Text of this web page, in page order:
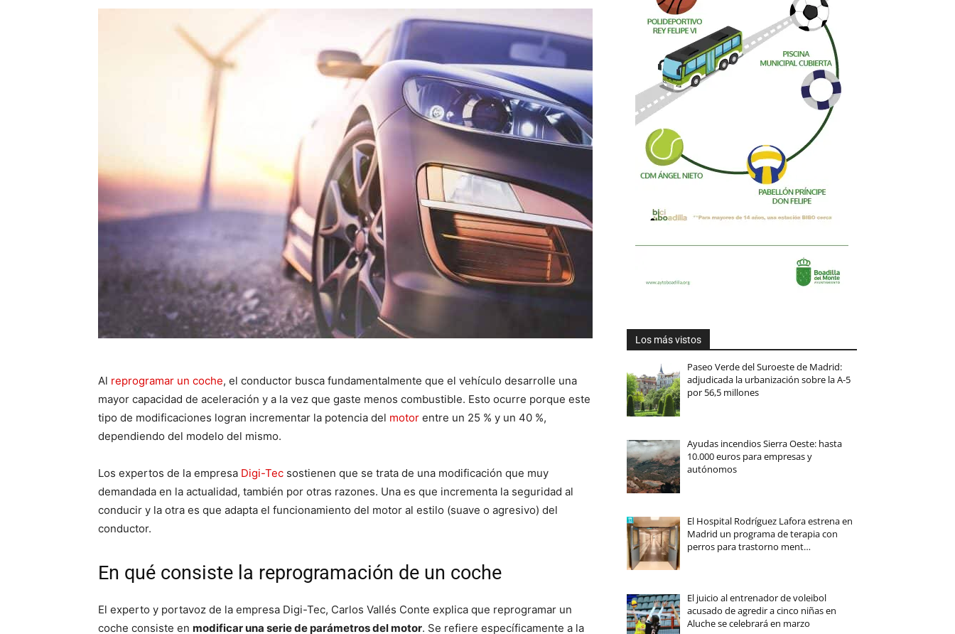
Al reprogramar un coche, el conductor busca fundamentalmente que el vehículo desarrolle una
mayor capacidad de aceleración y a la vez que gaste menos combustible. Esto ocurre porque este
tipo de modificaciones logran incrementar la potencia del motor entre un 25 % y un 40 %,
dependiendo del modelo del mismo.
Los expertos de la empresa Digi-Tec sostienen que se trata de una modificación que muy
demandada en la actualidad, también por otras razones. Una es que incrementa la seguridad al
conducir y la otra es que adapta el funcionamiento del motor al estilo (suave o agresivo) del
conductor.
En qué consiste la reprogramación de un coche
El experto y portavoz de la empresa Digi-Tec, Carlos Vallés Conte explica que reprogramar un
coche consiste en modificar una serie de parámetros del motor. Se refiere específicamente a la
Los más vistos
Paseo Verde del Suroeste de Madrid:
adjudicada la urbanización sobre la A-5
por 56,5 millones
Ayudas incendios Sierra Oeste: hasta
10.000 euros para empresas y
autónomos
El Hospital Rodríguez Lafora estrena en
Madrid un programa de terapia con
perros para trastorno ment…
El juicio al entrenador de voleibol
acusado de agredir a cinco niñas en
Aluche se celebrará en marzo